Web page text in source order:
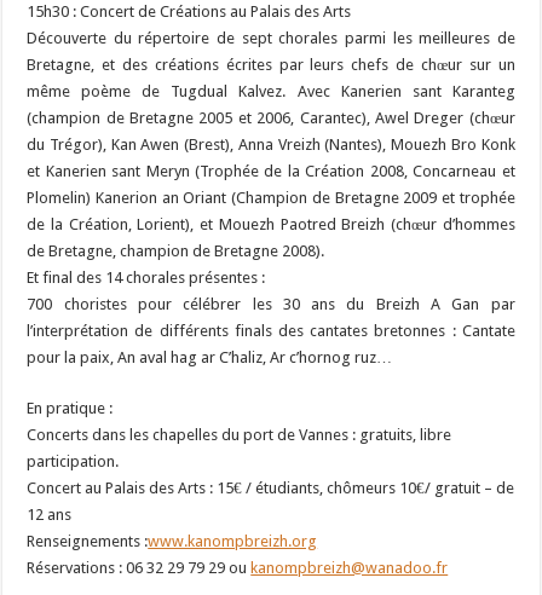
15h30 : Concert de Créations au Palais des Arts
Découverte du répertoire de sept chorales parmi les meilleures de
Bretagne, et des créations écrites par leurs chefs de chœur sur un
même poème de Tugdual Kalvez. Avec Kanerien sant Karanteg
(champion de Bretagne 2005 et 2006, Carantec), Awel Dreger (chœur
du Trégor), Kan Awen (Brest), Anna Vreizh (Nantes), Mouezh Bro Konk
et Kanerien sant Meryn (Trophée de la Création 2008, Concarneau et
Plomelin) Kanerion an Oriant (Champion de Bretagne 2009 et trophée
de la Création, Lorient), et Mouezh Paotred Breizh (chœur d’hommes
de Bretagne, champion de Bretagne 2008).
Et final des 14 chorales présentes :
700 choristes pour célébrer les 30 ans du Breizh A Gan par
l’interprétation de différents finals des cantates bretonnes : Cantate
pour la paix, An aval hag ar C’haliz, Ar c’hornog ruz…
En pratique :
Concerts dans les chapelles du port de Vannes : gratuits, libre
participation.
Concert au Palais des Arts : 15€ / étudiants, chômeurs 10€/ gratuit – de
12 ans
Renseignements :www.kanompbreizh.org
Réservations : 06 32 29 79 29 oukanompbreizh@wanadoo.fr